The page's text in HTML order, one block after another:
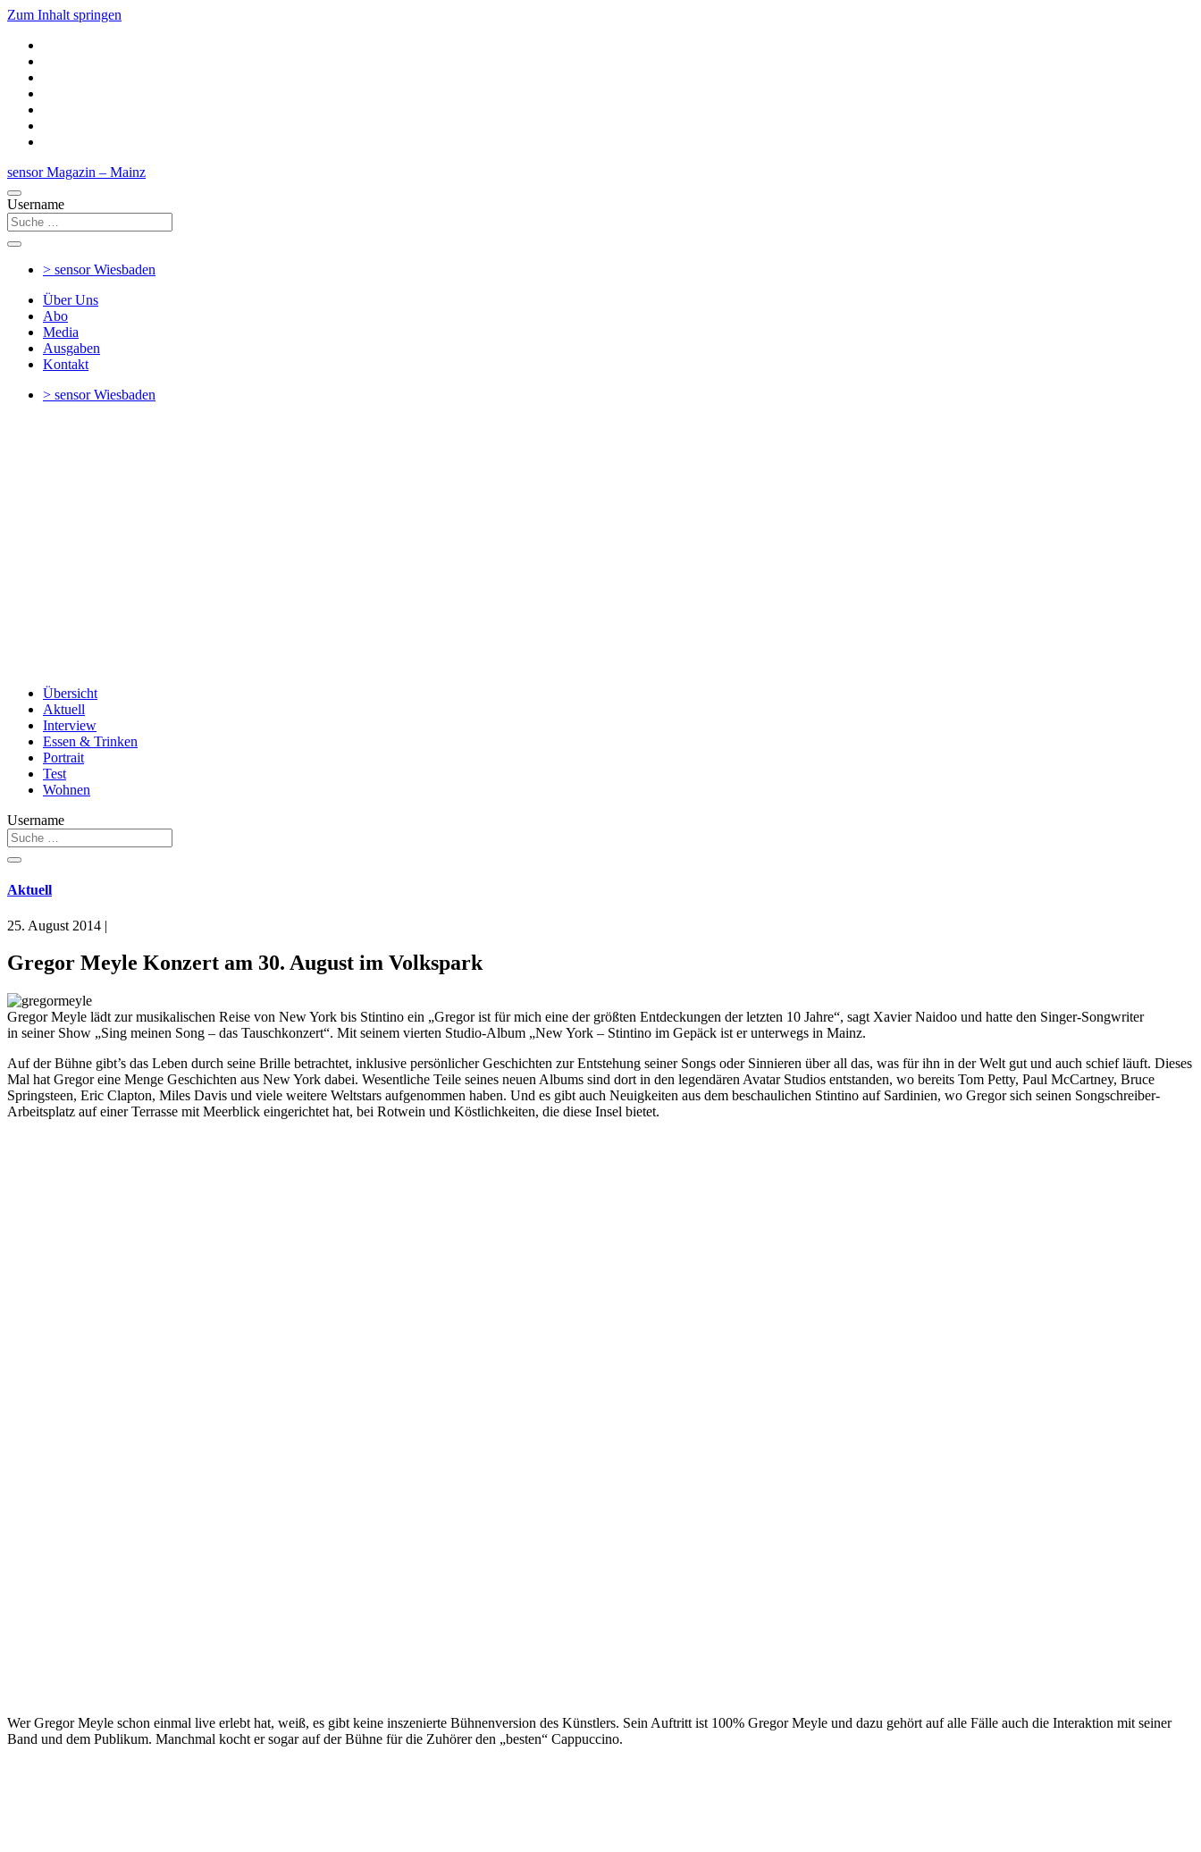
Zum Inhalt springen
sensor Magazin – Mainz
Username
> sensorWiesbaden
Über Uns
Abo
Media
Ausgaben
Kontakt
> sensorWiesbaden
Übersicht
Aktuell
Interview
Essen & Trinken
Portrait
Test
Wohnen
Username
Aktuell
25. August 2014 |
Gregor Meyle Konzert am 30. August im Volkspark
Gregor Meyle lädt zur musikalischen Reise von New York bis Stintino ein „Gregor ist für mich eine der größten Entdeckungen der letzten 10 Jahre“, sagt Xavier Naidoo und hatte den Singer-Songwriter
in seiner Show „Sing meinen Song – das Tauschkonzert“. Mit seinem vierten Studio-Album „New York – Stintino im Gepäck ist er unterwegs in Mainz.
Auf der Bühne gibt’s das Leben durch seine Brille betrachtet, inklusive persönlicher Geschichten zur Entstehung seiner Songs oder Sinnieren über all das, was für ihn in der Welt gut und auch schief läuft. Dieses
Mal hat Gregor eine Menge Geschichten aus New York dabei. Wesentliche Teile seines neuen Albums sind dort in den legendären Avatar Studios entstanden, wo bereits Tom Petty, Paul McCartney, Bruce
Springsteen, Eric Clapton, Miles Davis und viele weitere Weltstars aufgenommen haben. Und es gibt auch Neuigkeiten aus dem beschaulichen Stintino auf Sardinien, wo Gregor sich seinen Songschreiber-
Arbeitsplatz auf einer Terrasse mit Meerblick eingerichtet hat, bei Rotwein und Köstlichkeiten, die diese Insel bietet.
Wer Gregor Meyle schon einmal live erlebt hat, weiß, es gibt keine inszenierte Bühnenversion des Künstlers. Sein Auftritt ist 100% Gregor Meyle und dazu gehört auf alle Fälle auch die Interaktion mit seiner
Band und dem Publikum. Manchmal kocht er sogar auf der Bühne für die Zuhörer den „besten“ Cappuccino.